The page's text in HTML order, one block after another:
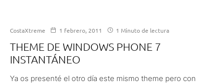
CostaXtreme 1 febrero, 2011 1 Minuto de lectura
THEME DE WINDOWS PHONE 7
INSTANTÁNEO
Ya os presenté el otro día este mismo theme pero con